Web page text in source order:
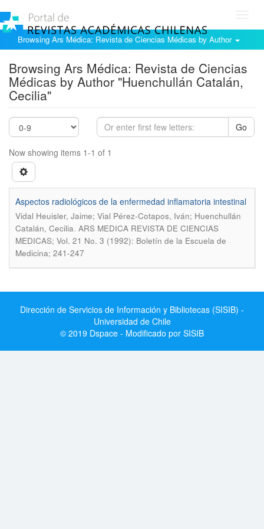
Browsing Ars Médica: Revista de Ciencias Médicas by Author
Browsing Ars Médica: Revista de Ciencias
Médicas by Author "Huenchullán Catalán,
Cecilia"
Go
Now showing items 1-1 of 1
Aspectos radiológicos de la enfermedad inflamatoria intestinal
Vidal Heuisler, Jaime; Vial Pérez-Cotapos, Iván; Huenchullán
Catalán, Cecilia. ARS MEDICA REVISTA DE CIENCIAS
MEDICAS; Vol. 21 No. 3 (1992): Boletín de la Escuela de
Medicina; 241-247
Dirección de Servicios de Información y Bibliotecas (SISIB) -
Universidad de Chile
© 2019 Dspace - Modificado por SISIB